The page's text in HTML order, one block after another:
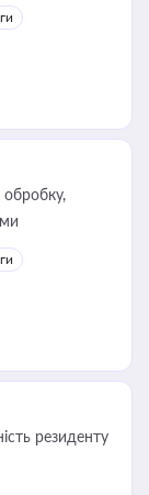
обробку,
резиденту